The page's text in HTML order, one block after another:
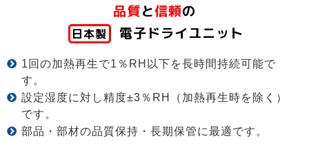
品質と信頼の
日本製 電子ドライユニット
1回の加熱再生で1％RH以下を長時間持続可能で
す。
設定湿度に対し精度±3％RH（加熱再生時を除く）
です。
部品・部材の品質保持・長期保管に最適です。